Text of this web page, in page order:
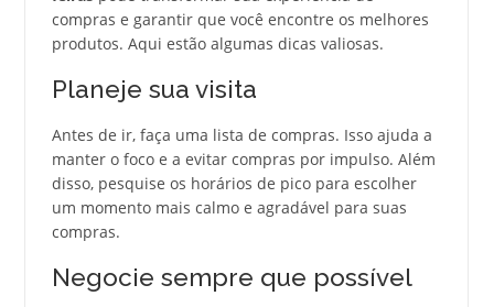
compras e garantir que você encontre os melhores
produtos. Aqui estão algumas dicas valiosas.
Planeje sua visita
Antes de ir, faça uma lista de compras. Isso ajuda a
manter o foco e a evitar compras por impulso. Além
disso, pesquise os horários de pico para escolher
um momento mais calmo e agradável para suas
compras.
Negocie sempre que possível